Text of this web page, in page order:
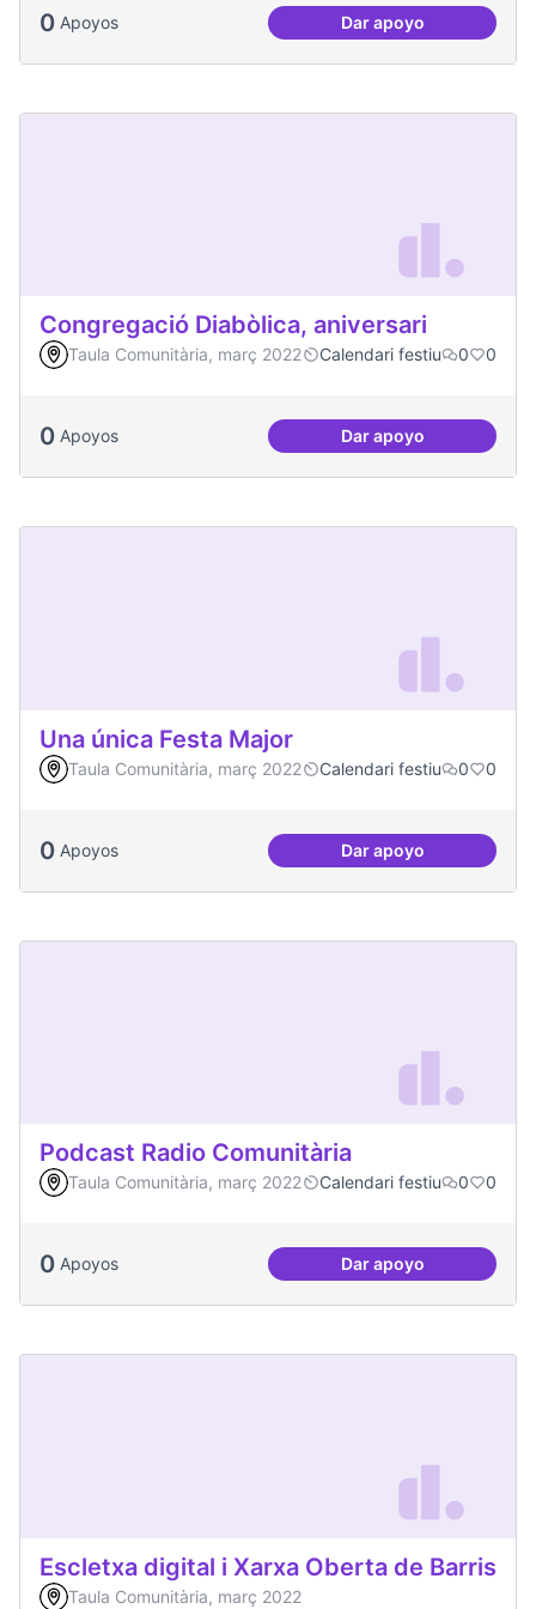
0 Apoyos Dar apoyoProcessos
Congregació Diabòlica, aniversari
Taula Comunitària, març 2022 Calendari festiu 0 0
0 Apoyos Dar apoyoCongregació
Una única Festa Major
Taula Comunitària, març 2022 Calendari festiu 0 0
0 Apoyos Dar apoyoUna única Festa
Podcast Radio Comunitària
Taula Comunitària, març 2022 Calendari festiu 0 0
0 Apoyos Dar apoyoPodcast Radio
Escletxa digital i Xarxa Oberta de Barris
Taula Comunitària, març 2022